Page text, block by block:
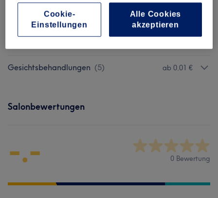
Zubuchbar!) (5)
ab 10 €
Gesichtsbehandlungen (5) ab 0,01 €
Salonbewertungen
-.- 0 Bewertung
Cookie-
Einstellungen
Alle Cookies
akzeptieren